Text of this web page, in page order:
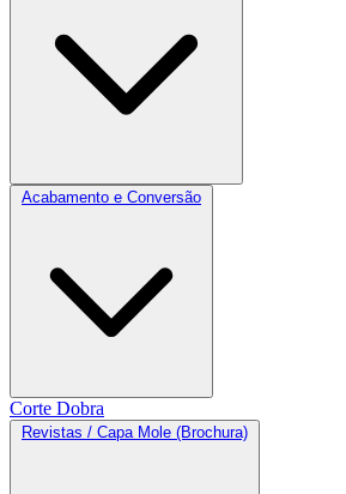
Acabamento e Conversão
Corte Dobra
Revistas / Capa Mole (Brochura)